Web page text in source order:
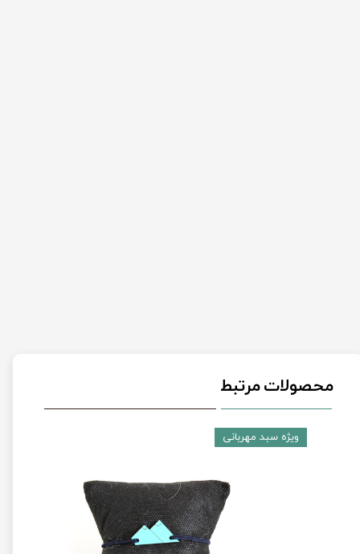
محصولات مرتبط
ویژه سبد مهربانی